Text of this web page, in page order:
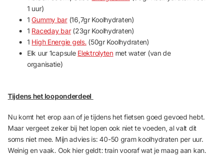
1 uur)
1Gummy bar(16,7gr Koolhydraten)
1 Raceday bar(23gr Koolhydraten)
1 High Energie gels. (50gr Koolhydraten)
Elk uur 1capsule Elektrolytenmet water (van de
organisatie)
Tijdens het looponderdeel
Nu komt het erop aan of je tijdens het fietsen goed gevoed hebt.
Maar vergeet zeker bij het lopen ook niet te voeden, al valt dit
soms niet mee. Mijn advies is: 40-50 gram koolhydraten per uur.
Weinig en vaak. Ook hier geldt: train vooraf wat je maag aan kan.